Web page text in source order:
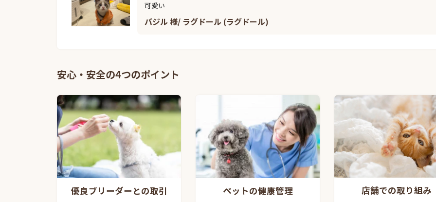
可愛い
バジル 様/ ラグドール (ラグドール)
安心・安全の4つのポイント
優良ブリーダーとの取引 ペットの健康管理 店舗での取り組み